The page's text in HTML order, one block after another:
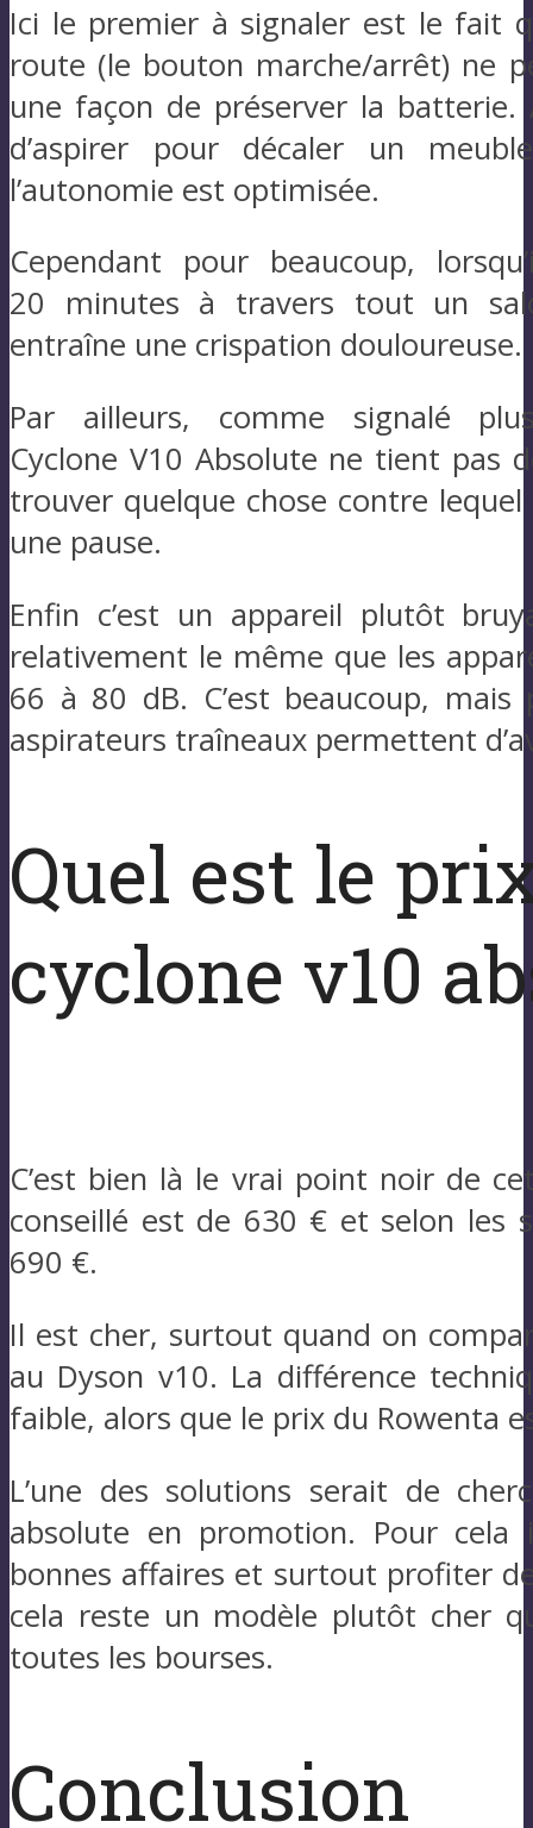
Ici le premier à signaler est le fait
route (le bouton marche/arrêt) ne
une façon de préserver la batterie.
d’aspirer pour décaler un
l’autonomie est optimisée.
Cependant pour beaucoup,
20 minutes à travers tout un
entraîne une crispation douloureuse.
Par ailleurs, comme signalé
Cyclone V10 Absolute ne tient pas
trouver quelque chose contre
une pause.
Enfin c’est un appareil plutôt
relativement le même que les
66 à 80 dB. C’est beaucoup,
aspirateurs traîneaux permettent
Quel est le
cyclone v10
C’est bien là le vrai point noir de
conseillé est de 630 € et selon les
690 €.
Il est cher, surtout quand on
au Dyson v10. La différence
faible, alors que le prix du Rowenta
L’une des solutions serait de
absolute en promotion. Pour
bonnes affaires et surtout profiter
cela reste un modèle plutôt cher
toutes les bourses.
Conclusion